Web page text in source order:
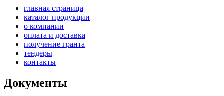
главная страница
каталог продукции
о компании
оплата и доставка
получение гранта
тендеры
контакты
Документы